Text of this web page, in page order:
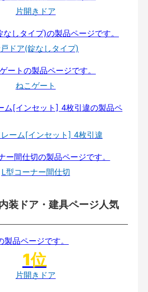
片開きドア
ドア(錠なしタイプ)
ねこゲート
ーム[インセット] 4枚引違
L型コーナー間仕切
装ドア・建具ページ人気
片開きドア